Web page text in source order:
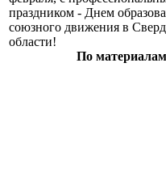
праздником - Днем
союзного движения в
области!
По